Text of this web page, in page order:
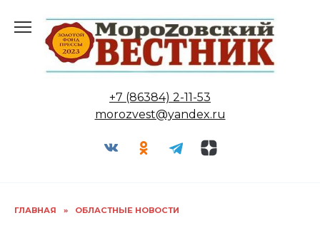
содержанию
+7 (86384) 2-11-53
morozvest@yandex.ru
ГЛАВНАЯ » ОБЛАСТНЫЕ НОВОСТИ